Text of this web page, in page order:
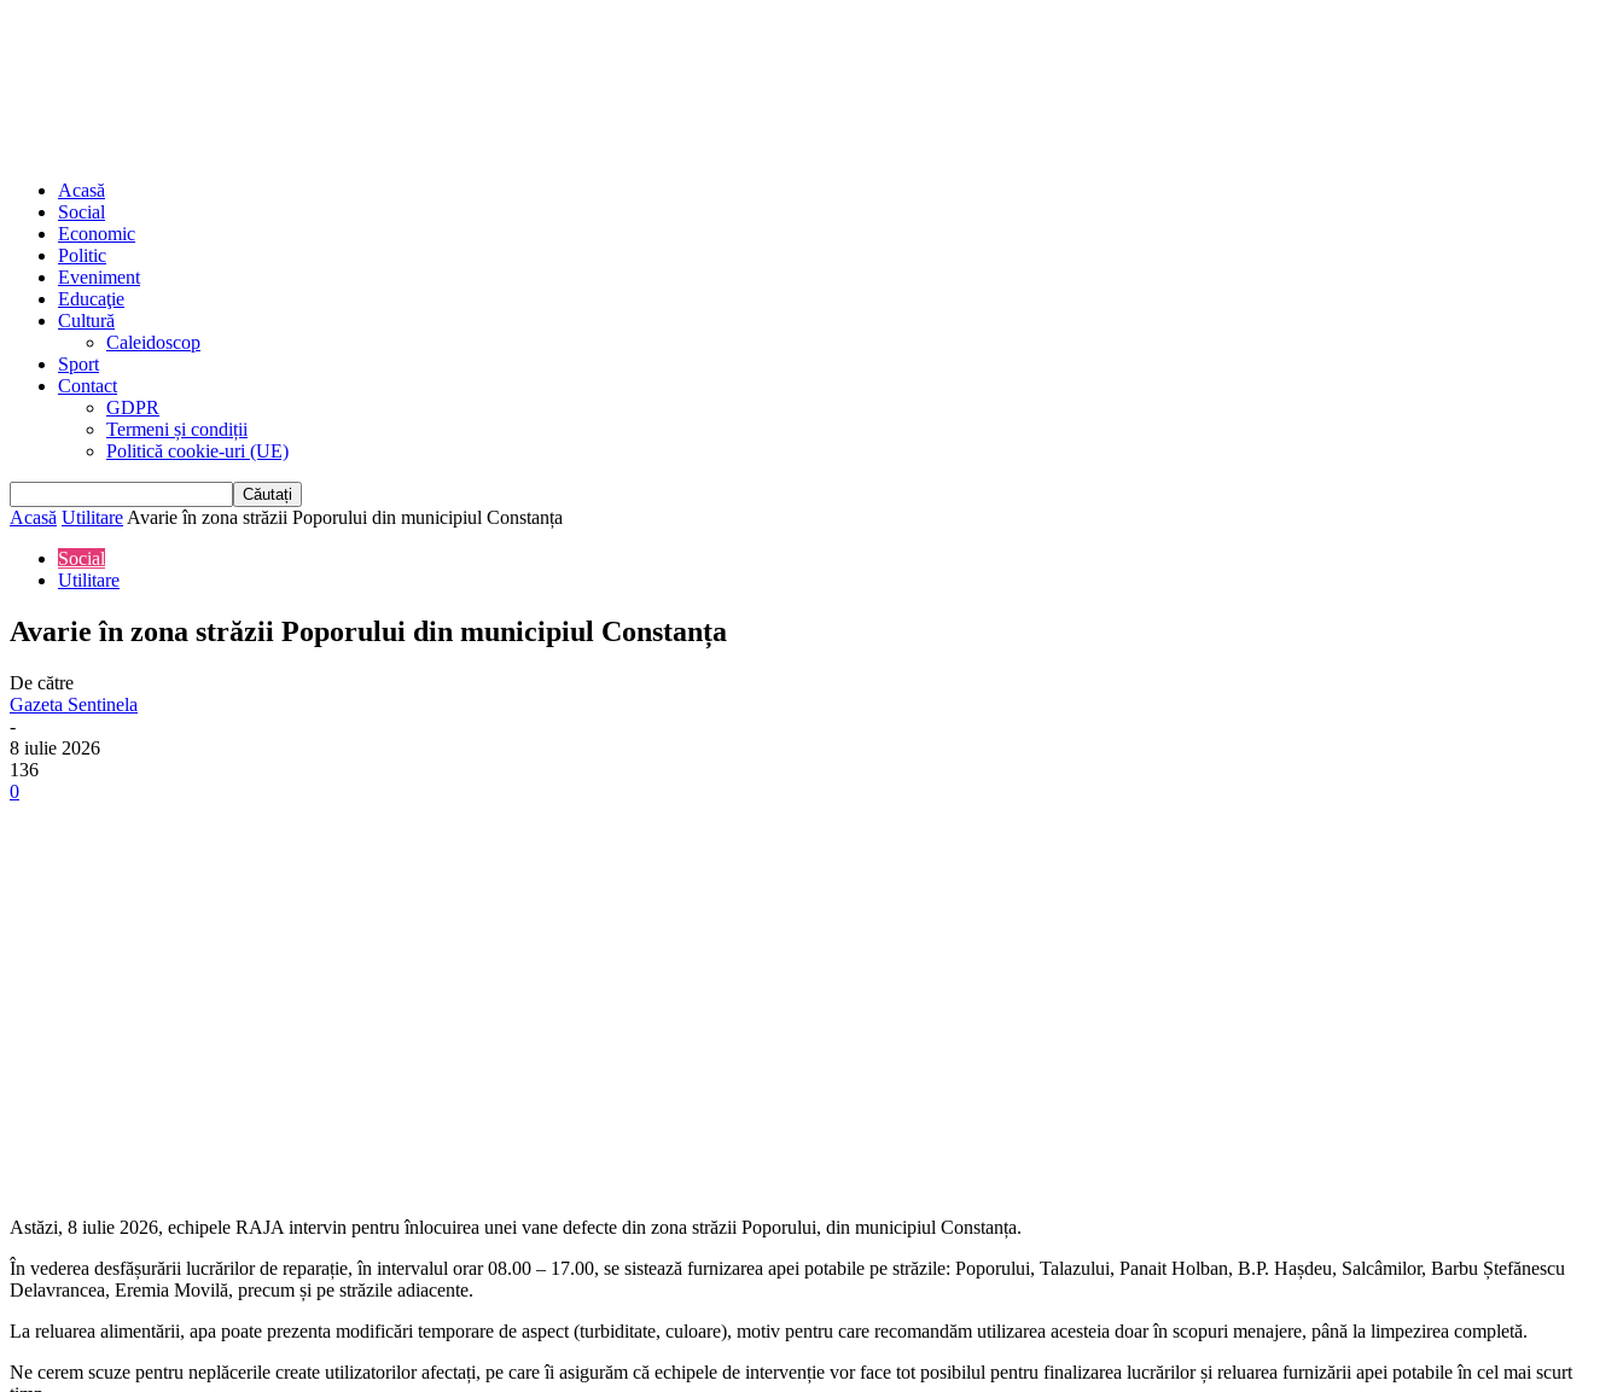
Acasă
Social
Economic
Politic
Eveniment
Educaţie
Cultură
Caleidoscop
Sport
Contact
GDPR
Termeni și condiții
Politică cookie-uri (UE)
Acasă Utilitare Avarie în zona străzii Poporului din municipiul Constanța
Social
Utilitare
Avarie în zona străzii Poporului din municipiul Constanța
De către
Gazeta Sentinela
-
8 iulie 2026
136
0
Astăzi, 8 iulie 2026, echipele RAJA intervin pentru înlocuirea unei vane defecte din zona străzii Poporului, din municipiul Constanța.
În vederea desfășurării lucrărilor de reparație, în intervalul orar 08.00 – 17.00, se sistează furnizarea apei potabile pe străzile: Poporului, Talazului, Panait Holban, B.P. Hașdeu, Salcâmilor, Barbu Ștefănescu
Delavrancea, Eremia Movilă, precum și pe străzile adiacente.
La reluarea alimentării, apa poate prezenta modificări temporare de aspect (turbiditate, culoare), motiv pentru care recomandăm utilizarea acesteia doar în scopuri menajere, până la limpezirea completă.
Ne cerem scuze pentru neplăcerile create utilizatorilor afectați, pe care îi asigurăm că echipele de intervenție vor face tot posibilul pentru finalizarea lucrărilor și reluarea furnizării apei potabile în cel mai scurt